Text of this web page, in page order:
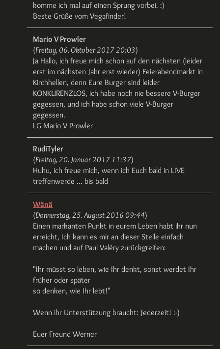
komme ich mal auf einen Sprung vorbei. :)
Beste Grüße vom Vegafinder!
Mario V Prowler
(Freitag, 06. Oktober 2017 20:03)
Ja Hallo, ich freue mich schon auf den nächsten (leider
erst im nächsten Jahr erst wieder) Feierabendmarkt in
Kirchhellen, denn Eure Burger sind leider
KONKURENZLOS, ich habe noch nie bessere V-Burger
gegessen, und ich habe schon viele V-Burger
gegessen.
LG Mario V Prowler
RudiTyler
(Freitag, 20. Januar 2017 11:37)
Huhu, ich freue mich, wenn ich Euch bald in LIVE
treffenwerde ... bis bald
Wänä
(Donnerstag, 25. August 2016 09:44)
Einen markanten Punkt in eurem Leben habt ihr nun
erreicht, Ich kann es mir an dieser Stelle einfach
machen und auf Paul Valéry zurückgreifen:
"Ihr müsst so leben, wie Ihr denkt, sonst werdet Ihr
früher oder später
so denken, wie Ihr lebt!"
Wenn ihr Unterstützung braucht: Jederzeit! :-)
Euer Freund Werner